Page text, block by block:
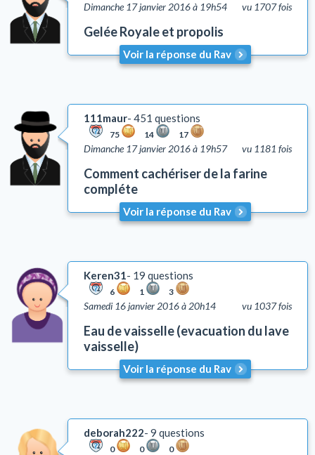
vu 1707 fois
Dimanche 17 janvier 2016 à 19h54
Gelée Royale et propolis
Voir la réponse du Rav
111maur 451 questions
75 14 17
vu 1181 fois
Dimanche 17 janvier 2016 à 19h57
Comment cachériser de la farine
compléte
Voir la réponse du Rav
Keren31 19 questions
6 1 3
vu 1037 fois
Samedi 16 janvier 2016 à 20h14
Eau de vaisselle (evacuation du lave
vaisselle)
Voir la réponse du Rav
deborah222 9 questions
0 0 0